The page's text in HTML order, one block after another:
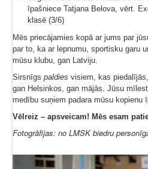
īpašniece Tatjana Belova, vērt.
klasē (3/6)
Mēs priecājamies kopā ar jums par
par to, ka ar lepnumu, sportisku garu
mūsu klubu, gan Latviju.
Sirsnīgs paldies visiem, kas
gan Helsinkos, gan mājās. Jūsu
medību suņiem padara mūsu kopienu
Vēlreiz – apsveicam! Mēs esam
Fotogrāfijas: no LMSK biedru